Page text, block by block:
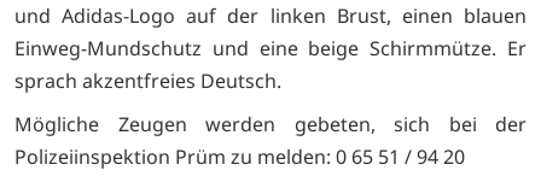
und Adidas-Logo auf der linken Brust, einen blauen
Einweg-Mundschutz und eine beige Schirmmütze. Er
sprach akzentfreies Deutsch.
Mögliche Zeugen werden gebeten, sich bei der
Polizeiinspektion Prüm zu melden: 0 65 51 / 94 20